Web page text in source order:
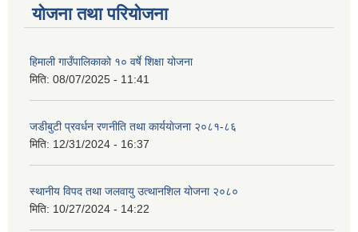
योजना तथा परियोजना
हिमाली गाउँपालिकाको १० वर्षे शिक्षा योजना
मिति: 08/07/2025 - 11:41
जडीबुटी प्रवर्धन रणनीति तथा कार्ययाेजना २०८१-८६
मिति: 12/31/2024 - 16:37
स्थानीय विपद तथा जलवायु उत्थानशिल योजना २०८०
मिति: 10/27/2024 - 14:22